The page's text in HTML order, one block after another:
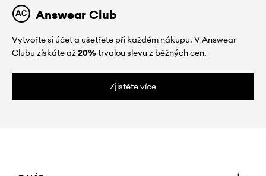
Answear Club
Vytvořte si účet a ušetřete při každém nákupu. V Answear
Clubu získáte až20%trvalou slevu z běžných cen.
Zjistěte více